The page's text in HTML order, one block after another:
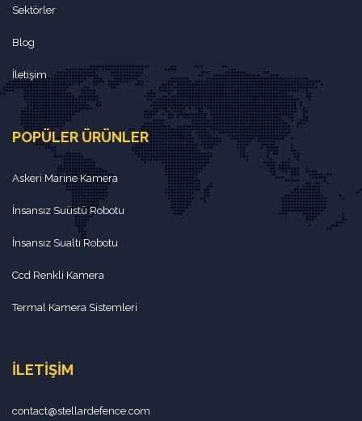
Sektörler
Blog
İletişim
POPÜLER ÜRÜNLER
Askeri Marine Kamera
İnsansız Suüstü Robotu
İnsansız Sualtı Robotu
Ccd Renkli Kamera
Termal Kamera Sistemleri
İLETIŞIM
contact@stellardefence.com